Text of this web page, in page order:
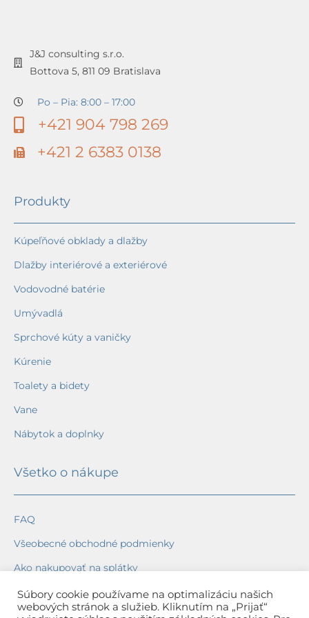
J&J consulting s.r.o.
Bottova 5, 811 09 Bratislava
Po – Pia: 8:00 – 17:00
+421 904 798 269
+421 2 6383 0138
Produkty
Kúpeľňové obklady a dlažby
Dlažby interiérové a exteriérové
Vodovodné batérie
Umývadlá
Sprchové kúty a vaničky
Kúrenie
Toalety a bidety
Vane
Nábytok a doplnky
Všetko o nákupe
FAQ
Všeobecné obchodné podmienky
Ako nakupovať na splátky
Ochrana osobných údajov
Súbory cookie používame na optimalizáciu našich
webových stránok a služieb. Kliknutím na „Prijať“